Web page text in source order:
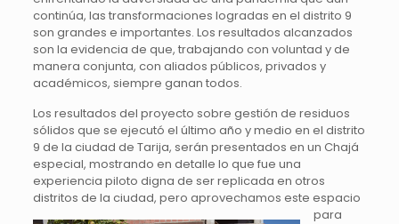
continúa, las transformaciones logradas en el distrito 9
son grandes e importantes. Los resultados alcanzados
son la evidencia de que, trabajando con voluntad y de
manera conjunta, con aliados públicos, privados y
académicos, siempre ganan todos.
Los resultados del proyecto sobre gestión de residuos
sólidos que se ejecutó el último año y medio en el distrito
9 de la ciudad de Tarija, serán presentados en un Chajá
especial, mostrando en detalle lo que fue una
experiencia piloto digna de ser replicada en otros
distritos de la ciudad, pero aprovechamos este espacio
para